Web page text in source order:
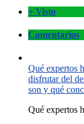
+ Visto
Comentarios
Qué expertos
disfrutar del
son y qué
Qué expertos